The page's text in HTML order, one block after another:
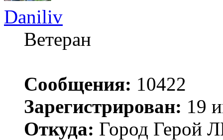
Daniliv
Ветеран
Сообщения: 10422
Зарегистрирован: 19
Откуда: Город Герой